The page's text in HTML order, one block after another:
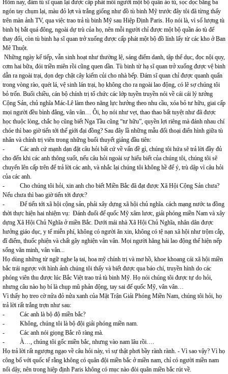
Hôm nay, đám tù sĩ quan lại được cấp phát mỗi người một bộ quần áo tù, sọc dọc bằng ba
ngón tay chụm lại, màu đỏ lợt và trắng giống như đồ tù binh Mỹ trước đây tôi đã từng thấy
trên màn ảnh TV, qua việc trao trả tù binh Mỹ sau Hiệp Định Paris. Họ nói là, vì số lượng tù
binh bị bắt quá đông, ngoài dự trù của họ, nên mỗi người chỉ được một bộ quần áo tù để
thay đổi, còn tù binh hạ sĩ quan trở xuống được cấp phát một bộ đồ lính lấy từ các kho ở Ban
Mê Thuột.
Những ngày kế tiếp, vẫn sinh hoạt như thường lệ, sáng điểm danh, tập thể dục, đọc nội quy,
cơm hai bữa, đói triền miên rồi cũng quen dần. Tù binh từ hạ sĩ quan trở xuống được vệ binh
dẫn ra ngoài trại, dọn dẹp chặt cây kiếm củi cho nhà bếp. Đám sĩ quan chỉ được quanh quẩn
trong vòng rào, quét lá, vệ sinh lán trại, họ không cho ra ngoài lao động, có lẽ sợ chúng tôi
bỏ trốn. Buổi chiều, cán bộ chính trị tổ chức các lớp tuyền truyền nói về cái cái lý tưởng
Cộng Sản, chủ nghĩa Mác-Lê làm theo năng lực hưởng theo nhu cầu, xóa bỏ tư hữu, giai cấp
mọi người đều bình đẳng, vân vân… Ôi, họ nói như vẹt, thao thao bất tuyệt như đã được
học thuộc lòng, chắc họ cũng biết Nga Tầu cũng “tư hữu”, quyền lợi riêng mà đánh nhau chí
chóe thì bao giờ tiến tới thế giới đại đồng? Sau đây lầ những mẫu đối thoại điển hình giữa tù
nhân và chính trị viên trong những buổi thuyết giảng đầu tiên:
- Các anh cứ mạnh dạn đặt câu hỏi bất cứ về vấn đề gì, chúng tôi hứa sẽ trả lời đầy đủ
cho đến khi các anh thông suốt, nếu câu hỏi ngoài sự hiểu biết của chúng tôi, chúng tôi sẽ
chuyển lên cấp trên để trả lời các anh, và nhắc lại chúng tôi không hề để ý, trù dập vì câu hỏi
của các anh.
- Cho chúng tôi hỏi, xin anh cho biết Miền Bắc đã đạt được Xã Hội Cộng Sản chưa?
Nếu chưa thì bao giờ tiến tới được?
- Để tiến tới xã hội cộng sản, phải xây dựng xã hội chủ nghĩa. cách mạng nước ta đồng
thời thực hiện hai nhiệm vụ: Đánh đuổi đế quốc Mỹ xâm lươc, giải phóng miền Nam và xây
dựng Xã Hội Chủ Nghĩa ở miền Bắc. Dưới mái nhà Xã Hội Chủ Nghĩa, nhân dân được
hưởng giáo dục, y tế miễn phí, không có người ăn xin, không có tệ nạn xã hội như trộm cắp,
đĩ điếm, thuốc phiện và chất gây nghiện vân vân. Mọi người hăng hái lao động thể hiện nếp
sống văn minh, vân vân...
Họ dùng những từ ngữ nghe lạ tai, hoa mỹ chính trị và mơ hồ, khoe khoang cái xã hội miền
bắc trái ngược với hình ảnh chúng tôi thấy và biết được qua báo chí, truyền hình do các
phóng viên thu được lúc Bắc Việt trao trả tù binh Mỹ. Họ nói chúng tôi được tự do hỏi,
nhưng câu nào họ bí là chụp mũ phản động, tay sai đế quốc Mỹ, vân vân…
Vì thấy họ treo cờ nửa đỏ nửa xanh của Mặt Trận Giải Phóng Miền Nam, chúng tôi hỏi, họ
trả lời rất trắng trợn như sau:
- Các anh là bộ độ miền bắc?
- Không, chúng tôi là bộ đội giải phóng miền nam.
- Các anh nói giọng Bắc rõ ràng mà.
- À…, chúng tôi gốc miền bắc, nhưng vào nam lâu rồi….
Họ trả lời rất ngượng ngạo về câu hỏi này, vì sự thật phơi bầy rành rành. - Vì sao vậy? Vì họ
công bố với quốc tế rằng không có quân đội miền bắc ở miền nam, chỉ có người miền nam
nổi dậy, nên trong hiệp định Paris không có mục nào đòi quân miền bắc rút về.